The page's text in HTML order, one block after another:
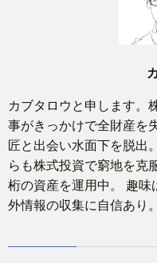
カブタロウと申します
事がきっかけで全財産を
匠と出会い水面下を脱出
らも株式投資で窮地を克
桁の資産を運用中。 趣
外情報の収集に自信あり。